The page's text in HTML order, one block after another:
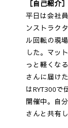
［自己紹介］
平日は会社
ンストラク
ル回転の現
した。マッ
っと軽くな
さんに届け
はRYT300で
開催中。自
さんと共有し